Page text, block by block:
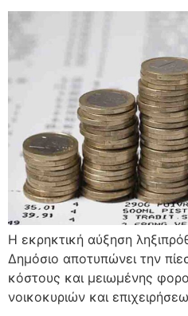
Η εκρηκτική αύξηση
Δημόσιο αποτυπώνει την
κόστους και μειωμένης
νοικοκυριών και